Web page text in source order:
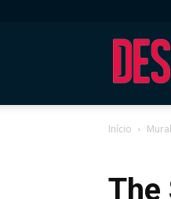
Início Mural
The